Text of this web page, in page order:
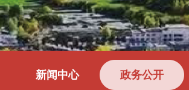
新闻中心 政务公开